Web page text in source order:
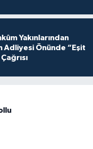
Yakınlarından
Adliyesi Önünde “Eşit